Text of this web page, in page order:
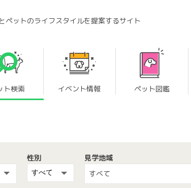
ペットのライフスタイルを提案するサイト
ト検索 イベント情報 ペット図鑑
性別
見学地域
すべて